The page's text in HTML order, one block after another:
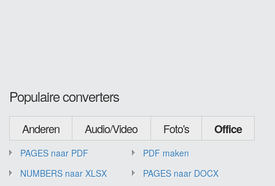
Populaire converters
Anderen Audio/Video Foto's Office
PAGES naar PDF
PDF maken
NUMBERS naar XLSX
PAGES naar DOCX